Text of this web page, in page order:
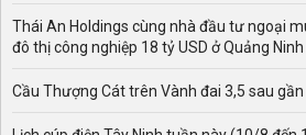
Thái An Holdings cùng nhà đầu tư ngoại
đô thị công nghiệp 18 tỷ USD ở Quảng Ninh
Cầu Thượng Cát trên Vành đai 3,5 sau